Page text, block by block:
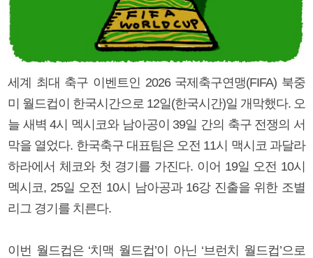
세계 최대 축구 이벤트인 2026 국제축구연맹(FIFA) 북중
미 월드컵이 한국시간으로 12일(한국시간)일 개막했다. 오
늘 새벽 4시 멕시코와 남아공이 39일 간의 축구 전쟁의 서
막을 열었다. 한국축구 대표팀은 오전 11시 맥시코 과달라
하라에서 체코와 첫 경기를 가진다. 이어 19일 오전 10시
멕시코, 25일 오전 10시 남아공과 16강 진출을 위한 조별
리그 경기를 치른다.
이번 월드컵은 ‘치맥 월드컵’이 아닌 ‘브런치 월드컵’으로